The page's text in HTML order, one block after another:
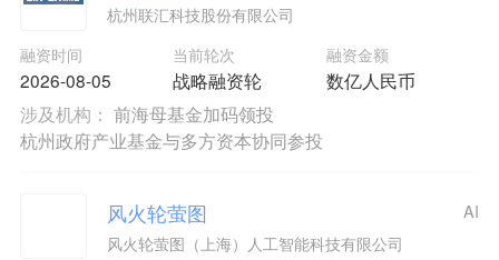
杭州联汇科技股份有限公司
融资时间
2026-08-05
当前轮次
战略融资轮
融资金额
数亿人民币
涉及机构： 前海母基金加码领投
杭州政府产业基金与多方资本协同参投
风火轮萤图
风火轮萤图（上海）人工智能科技有限公司
AI